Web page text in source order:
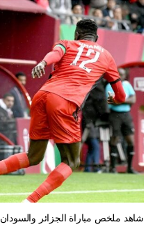
شاهد ملخص مباراة الجزائر والسودان